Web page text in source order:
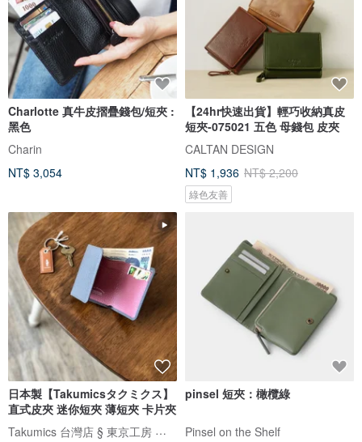
Charlotte 真牛皮摺疊錢包/短夾 :
黑色
Charin
NT$ 3,054
【24hr快速出貨】輕巧收納真皮
短夾-075021 五色 母錢包 皮夾
CALTAN DESIGN
NT$ 1,936 NT$ 2,200
綠色友善
日本製【Takumicsタクミクス】
直式皮夾 迷你短夾 薄短夾 卡片夾
Takumics 台灣店 § 東京工房 原創品牌
pinsel 短夾：橄欖綠
Pinsel on the Shelf